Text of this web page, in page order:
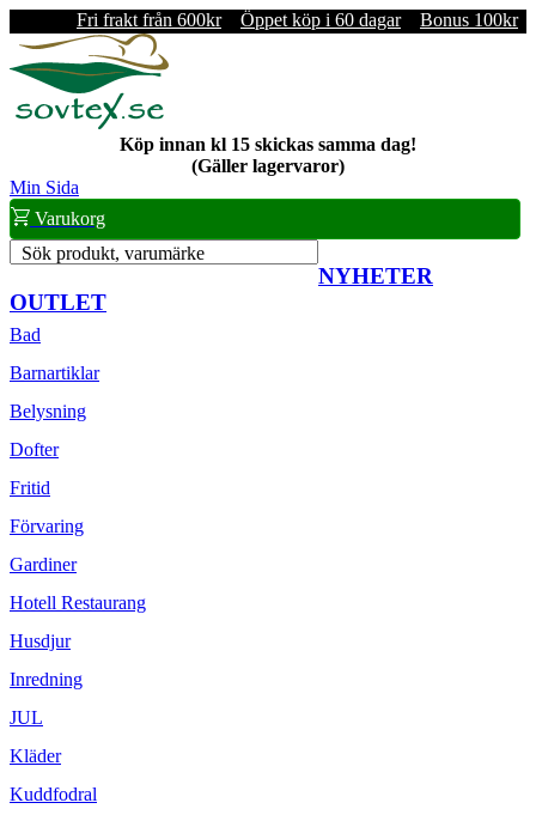
Fri frakt från 600kr Öppet köp i 60 dagar Bonus 100kr
Köp innan kl 15 skickas samma dag!
(Gäller lagervaror)
Min Sida
Varukorg
Sök produkt, varumärke
NYHETER
OUTLET
Bad
Barnartiklar
Belysning
Dofter
Fritid
Förvaring
Gardiner
Hotell Restaurang
Husdjur
Inredning
JUL
Kläder
Kuddfodral